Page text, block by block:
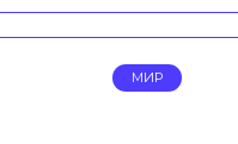
МИР